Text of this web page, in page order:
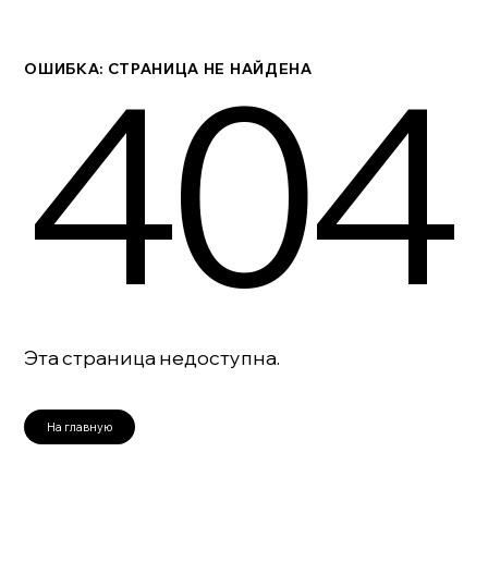
ОШИБКА: СТРАНИЦА НЕ НАЙДЕНА
404
Эта страница недоступна.
На главную